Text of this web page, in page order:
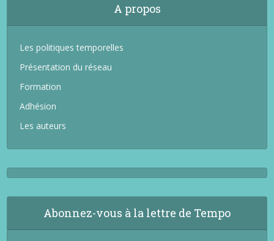
A propos
Les politiques temporelles
Présentation du réseau
Formation
Adhésion
Les auteurs
Abonnez-vous à la lettre de Tempo